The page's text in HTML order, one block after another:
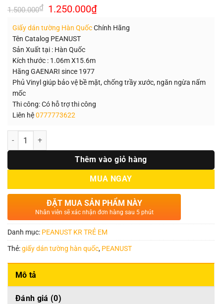
1.500.000₫ Giá
gốc
1.500.000₫.
1.250.000₫Giá
hiện
là:
Giấy dán tường Hàn QuốcChính Hãng
Tên Catalog PEANUST
Sản Xuất tại : Hàn Quốc
Kích thước : 1.06m X15.6m
Hãng GAENARI since 1977
Phủ Vinyl giúp bảo vệ bề mặt, chống trầy xước, ngăn ngừa nấm
mốc
Thi công: Có hỗ trợ thi công
Liên hệ0777773622
Số lượng
Thêm vào giỏ hàng
MUA NGAY
ĐẶT MUA SẢN PHẨM NÀY
Nhân viên sẽ xác nhận đơn hàng sau 5 phút
Danh mục: PEANUST KR TRẺ EM
Thẻ:giấy dán tường hàn quốc, PEANUST
Mô tả
Đánh giá (0)